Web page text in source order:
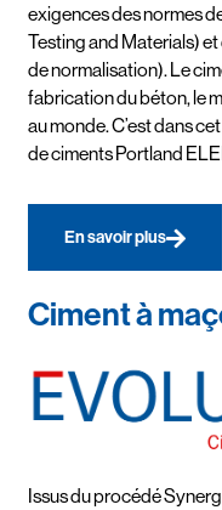
exigences des normes
Testing and Materials)
de normalisation). Le
fabrication du béton, le
au monde. C’est dans
de ciments Portland
En savoir plus
Ciment à
Issus du procédé